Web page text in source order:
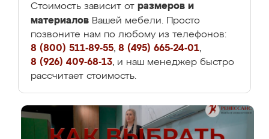
Стоимость зависит от размеров и
материалов Вашей мебели. Просто
позвоните нам по любому из телефонов:
8 (800) 511-89-55, 8 (495) 665-24-01,
8 (926) 409-68-13, и наш менеджер быстро
рассчитает стоимость.